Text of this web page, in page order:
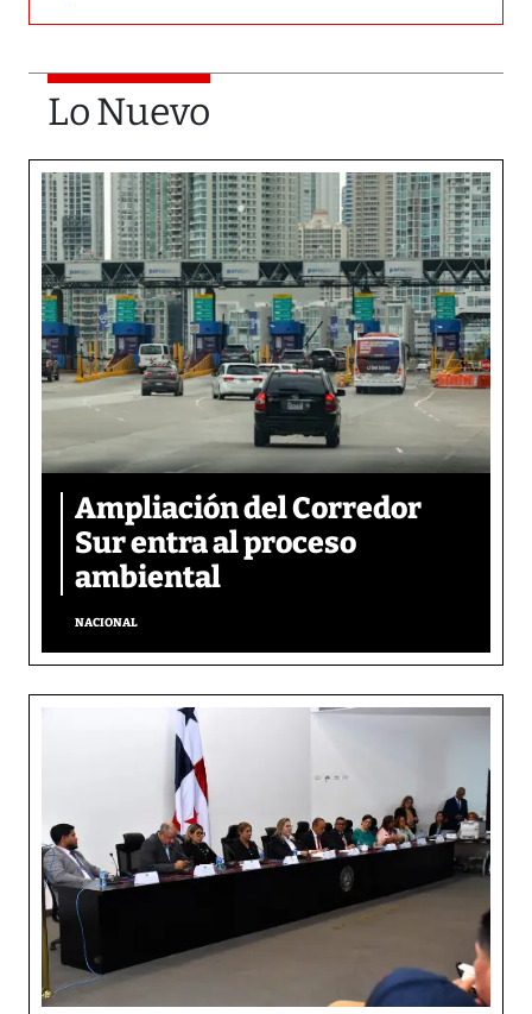
Lo Nuevo
Ampliación del Corredor
Sur entra al proceso
ambiental
NACIONAL